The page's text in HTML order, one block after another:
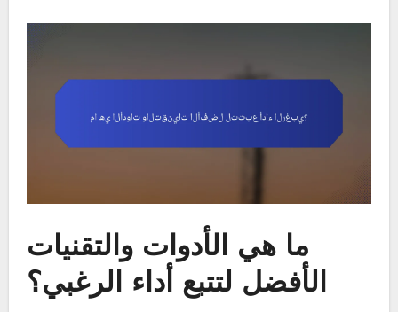
ما هي الأدوات والتقنيات
الأفضل لتتبع أداء الرغبي؟